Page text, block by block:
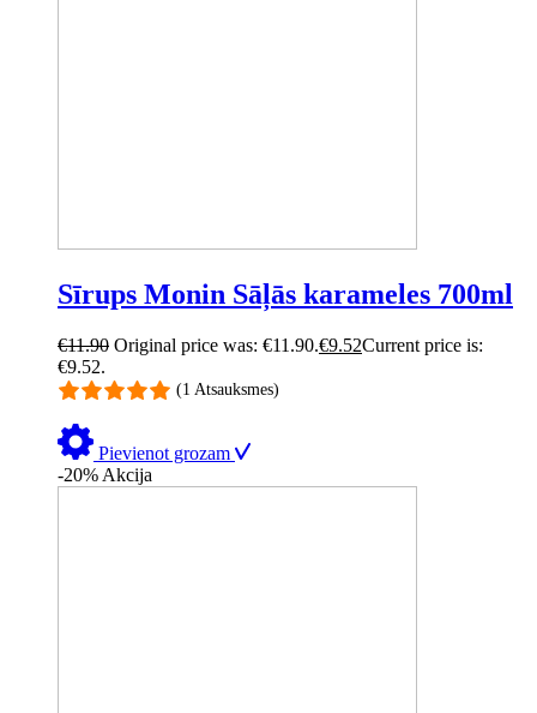
Sīrups Monin Sāļās karameles 700ml
€11.90 Original price was: €11.90.€9.52Current price is:
€9.52.
(1 Atsauksmes)
Pievienot grozam
-20% Akcija